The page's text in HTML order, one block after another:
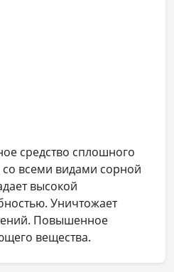
средство сплошного
всеми видами сорной
высокой
Уничтожает
Повышенное
вещества.